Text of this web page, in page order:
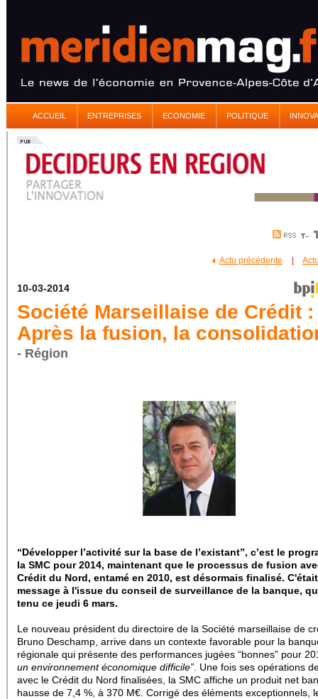
ACCUEIL ENTREPRISES ECONOMIE POLITIQUE
Actu précédente
10-03-2014
Société Marseillaise de Crédit :
Après la fusion, la
- Région
“Développer l’activité sur la base de l’existant”, c’est le
la SMC pour 2014, maintenant que le processus de fusion
Crédit du Nord, entamé en 2010, est désormais finalisé.
message à l'issue du conseil de surveillance de la banque,
tenu ce jeudi 6 mars.
Le nouveau président du directoire de la Société marseillaise de
Bruno Deschamp, arrive dans un contexte favorable pour la
régionale qui présente des performances jugées “bonnes” pour
un environnement économique difficile” . Une fois ses opérations
avec le Crédit du Nord finalisées, la SMC affiche un produit net
hausse de 7,4 %, à 370 M€. Corrigé des éléments exceptionnels,